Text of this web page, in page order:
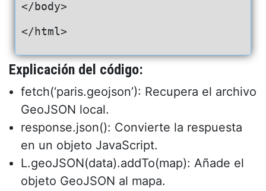
</body>
</html>
Explicación del código:
fetch(‘paris.geojson’): Recupera el archivo
GeoJSON local.
response.json(): Convierte la respuesta
en un objeto JavaScript.
L.geoJSON(data).addTo(map): Añade el
objeto GeoJSON al mapa.